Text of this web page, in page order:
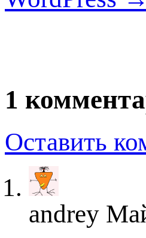
1
Оставить
andrey